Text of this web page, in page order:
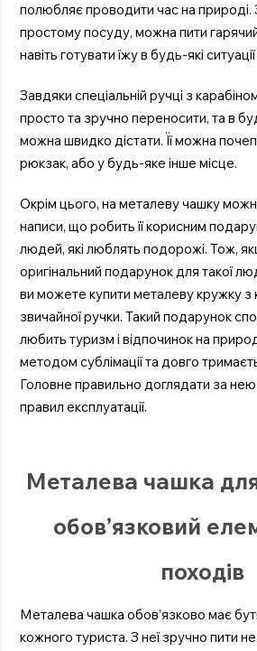
полюбляє проводити час на
простому посуду, можна пити
навіть готувати їжу в будь-які ситуації
Завдяки спеціальній ручці з
просто та зручно переносити, та в
можна швидко дістати. Її можна
рюкзак, або у будь-яке інше місце.
Окрім цього, на металеву чашку
написи, що робить її корисним
людей, які люблять подорожі. Тож,
оригінальний подарунок для такої
ви можете купити металеву кружку з
звичайної ручки. Такий подарунок
любить туризм і відпочинок на
методом сублімації та довго
Головне правильно доглядати за
правил експлуатації.
Металева чашка
обов’язковий
походів
Металева чашка обов’язково має
кожного туриста. З неї зручно пити не